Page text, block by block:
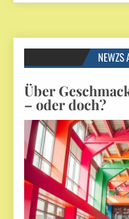
NEWZS
Über
– oder doch?